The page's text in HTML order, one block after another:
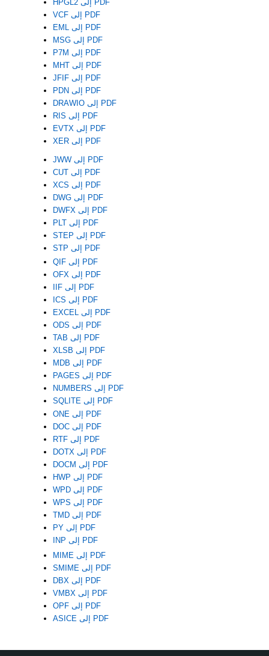
HPGL2 إلى PDF
VCF إلى PDF
EML إلى PDF
MSG إلى PDF
P7M إلى PDF
MHT إلى PDF
JFIF إلى PDF
PDN إلى PDF
DRAWIO إلى PDF
RIS إلى PDF
EVTX إلى PDF
XER إلى PDF
JWW إلى PDF
CUT إلى PDF
XCS إلى PDF
DWG إلى PDF
DWFX إلى PDF
PLT إلى PDF
STEP إلى PDF
STP إلى PDF
QIF إلى PDF
OFX إلى PDF
IIF إلى PDF
ICS إلى PDF
EXCEL إلى PDF
ODS إلى PDF
TAB إلى PDF
XLSB إلى PDF
MDB إلى PDF
PAGES إلى PDF
NUMBERS إلى PDF
SQLITE إلى PDF
ONE إلى PDF
DOC إلى PDF
RTF إلى PDF
DOTX إلى PDF
DOCM إلى PDF
HWP إلى PDF
WPD إلى PDF
WPS إلى PDF
TMD إلى PDF
PY إلى PDF
INP إلى PDF
MIME إلى PDF
SMIME إلى PDF
DBX إلى PDF
VMBX إلى PDF
OPF إلى PDF
ASICE إلى PDF